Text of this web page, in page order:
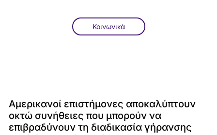
Κοινωνικά
Αμερικανοί επιστήμονες αποκαλύπτουν
οκτώ συνήθειες που μπορούν να
επιβραδύνουν τη διαδικασία γήρανσης